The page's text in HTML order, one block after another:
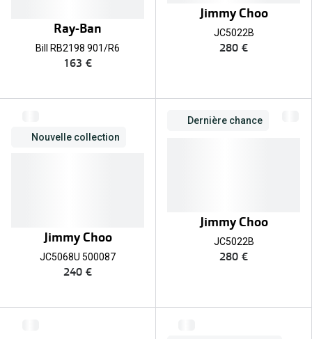
Ray-Ban
Bill RB2198 901/R6
163 €
Jimmy Choo
JC5022B
280 €
Nouvelle collection
Jimmy Choo
JC5068U 500087
240 €
Dernière chance
Jimmy Choo
JC5022B
280 €